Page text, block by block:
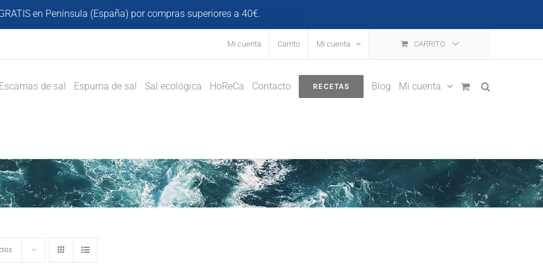
en Península (España) por compras superiores a 40€.
Mi cuenta Carrito Mi cuenta CARRITO
Escamas de sal Espuma de sal Sal ecológica HoReCa Contacto RECETAS Blog Mi cuenta